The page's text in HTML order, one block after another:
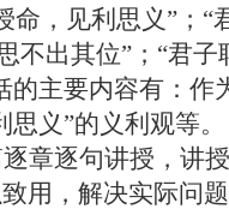
，见利思义”；
不出其位”；“君
主要内容有：
义”的义利观等。
章逐句讲授，讲
用，解决实际问题